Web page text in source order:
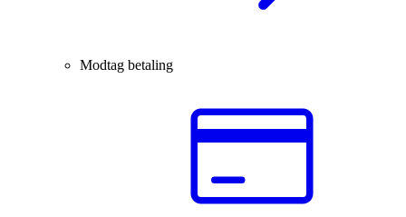
Modtag betaling